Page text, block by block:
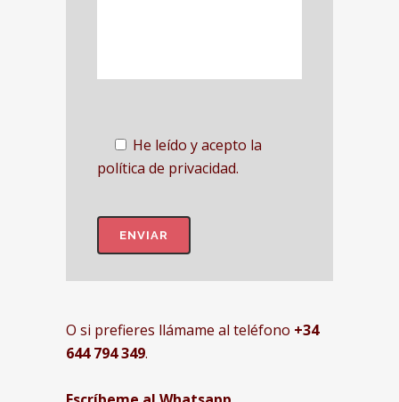
He leído y acepto la
política de privacidad.
O si prefieres llámame al teléfono +34
644 794 349.